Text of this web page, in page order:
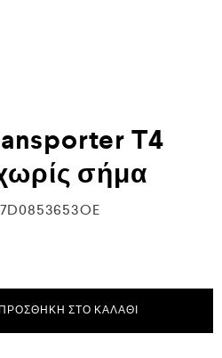
T4
σήμα
ΠΡΟΣΘΉΚΗ ΣΤΟ ΚΑΛΆΘΙ